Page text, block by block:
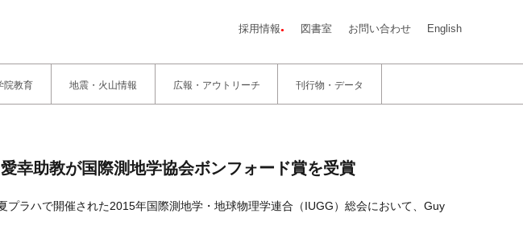
採用情報 図書室 お問い合わせ English
院教育 地震・火山情報 広報・アウトリーチ 刊行物・データ
愛幸助教が国際測地学協会ボンフォード賞を受賞
プラハで開催された2015年国際測地学・地球物理学連合（IUGG）総会において、Guy